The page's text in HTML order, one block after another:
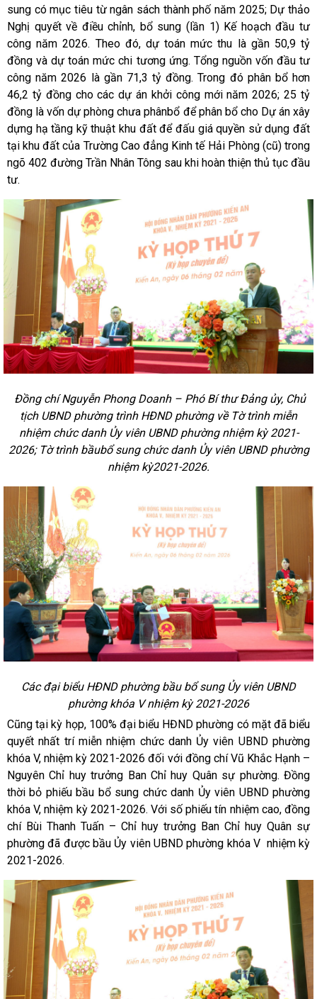
sung có mục tiêu từ ngân sách thành phố năm 2025; Dự thảo
Nghị quyết về điều chỉnh, bổ sung (lần 1) Kế hoạch đầu tư
công năm 2026. Theo đó, dự toán mức thu là gần 50,9 tỷ
đồng và dự toán mức chi tương ứng. Tổng nguồn vốn đầu tư
công năm 2026 là gần 71,3 tỷ đồng. Trong đó phân bổ hơn
46,2 tỷ đồng cho các dự án khởi công mới năm 2026; 25 tỷ
đồng là vốn dự phòng chưa phânbổ để phân bổ cho Dự án xây
dựng hạ tầng kỹ thuật khu đất để đấu giá quyền sử dụng đất
tại khu đất của Trường Cao đẳng Kinh tế Hải Phòng (cũ) trong
ngõ 402 đường Trần Nhân Tông sau khi hoàn thiện thủ tục đầu
tư.
Đồng chí Nguyễn Phong Doanh – Phó Bí thư Đảng ủy, Chủ
tịch UBND phường trình HĐND phường về Tờ trình miễn
nhiệm chức danh Ủy viên UBND phường nhiệm kỳ 2021-
2026; Tờ trình bầubổ sung chức danh Ủy viên UBND phường
nhiệm kỳ2021-2026.
Các đại biểu HĐND phường bầu bổ sung Ủy viên UBND
phường khóa V nhiệm kỳ 2021-2026
Cũng tại kỳ họp, 100% đại biểu HĐND phường có mặt đã biểu
quyết nhất trí miễn nhiệm chức danh Ủy viên UBND phường
khóa V, nhiệm kỳ 2021-2026 đối với đồng chí Vũ Khắc Hạnh –
Nguyên Chỉ huy trưởng Ban Chỉ huy Quân sự phường. Đồng
thời bỏ phiếu bầu bổ sung chức danh Ủy viên UBND phường
khóa V, nhiệm kỳ 2021-2026. Với số phiếu tín nhiệm cao, đồng
chí Bùi Thanh Tuấn – Chỉ huy trưởng Ban Chỉ huy Quân sự
phường đã được bầu Ủy viên UBND phường khóa V nhiệm kỳ
2021-2026.